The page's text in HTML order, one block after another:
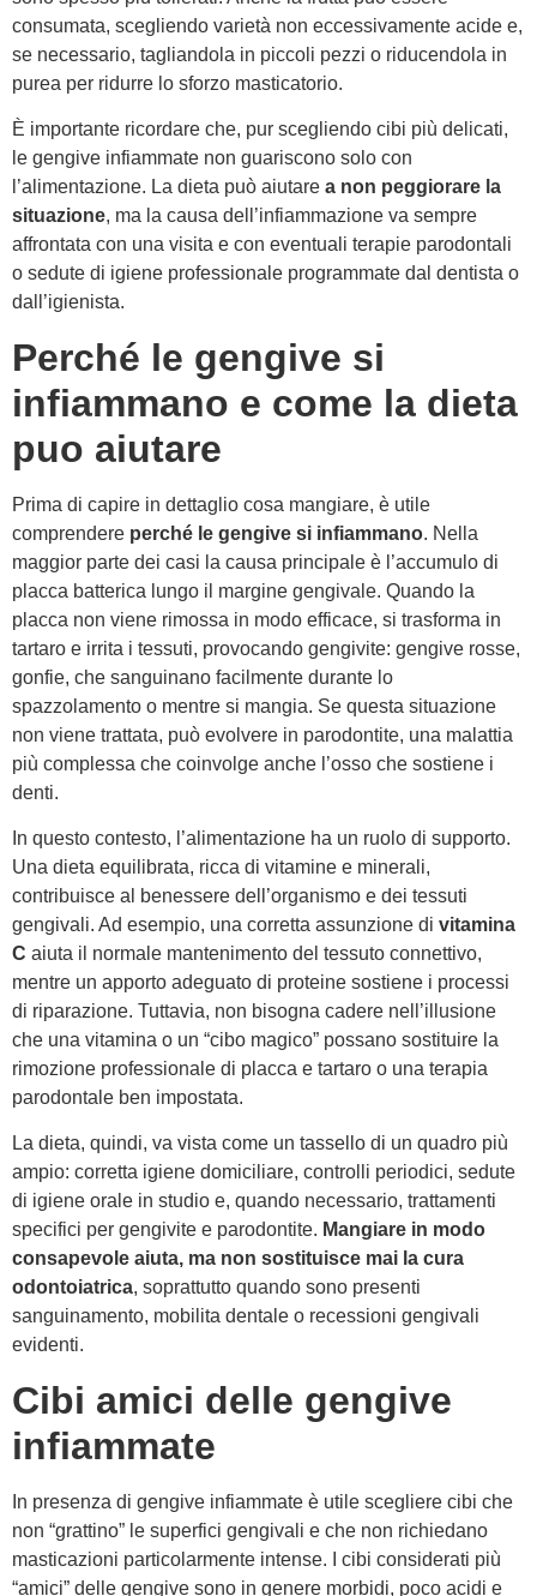
consumata, scegliendo varietà non eccessivamente acide e,
se necessario, tagliandola in piccoli pezzi o riducendola in
purea per ridurre lo sforzo masticatorio.
È importante ricordare che, pur scegliendo cibi più delicati,
le gengive infiammate non guariscono solo con
l’alimentazione. La dieta può aiutare a non peggiorare la
situazione, ma la causa dell’infiammazione va sempre
affrontata con una visita e con eventuali terapie parodontali
o sedute di igiene professionale programmate dal dentista o
dall’igienista.
Perché le gengive si
infiammano e come la dieta
puo aiutare
Prima di capire in dettaglio cosa mangiare, è utile
comprendere perché le gengive si infiammano. Nella
maggior parte dei casi la causa principale è l’accumulo di
placca batterica lungo il margine gengivale. Quando la
placca non viene rimossa in modo efficace, si trasforma in
tartaro e irrita i tessuti, provocando gengivite: gengive rosse,
gonfie, che sanguinano facilmente durante lo
spazzolamento o mentre si mangia. Se questa situazione
non viene trattata, può evolvere in parodontite, una malattia
più complessa che coinvolge anche l’osso che sostiene i
denti.
In questo contesto, l’alimentazione ha un ruolo di supporto.
Una dieta equilibrata, ricca di vitamine e minerali,
contribuisce al benessere dell’organismo e dei tessuti
gengivali. Ad esempio, una corretta assunzione di vitamina
C aiuta il normale mantenimento del tessuto connettivo,
mentre un apporto adeguato di proteine sostiene i processi
di riparazione. Tuttavia, non bisogna cadere nell’illusione
che una vitamina o un “cibo magico” possano sostituire la
rimozione professionale di placca e tartaro o una terapia
parodontale ben impostata.
La dieta, quindi, va vista come un tassello di un quadro più
ampio: corretta igiene domiciliare, controlli periodici, sedute
di igiene orale in studio e, quando necessario, trattamenti
specifici per gengivite e parodontite. Mangiare in modo
consapevole aiuta, ma non sostituisce mai la cura
odontoiatrica, soprattutto quando sono presenti
sanguinamento, mobilita dentale o recessioni gengivali
evidenti.
Cibi amici delle gengive
infiammate
In presenza di gengive infiammate è utile scegliere cibi che
non “grattino” le superfici gengivali e che non richiedano
masticazioni particolarmente intense. I cibi considerati più
“amici” delle gengive sono in genere morbidi, poco acidi e